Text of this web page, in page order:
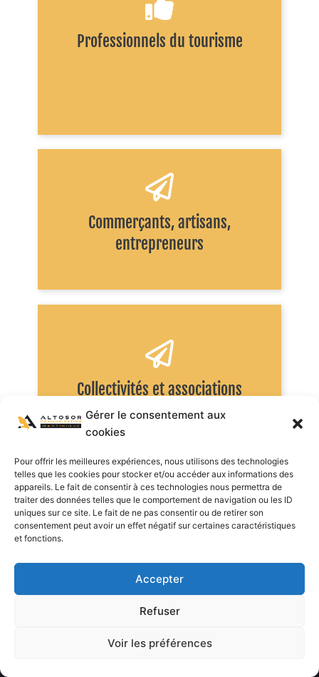
Gérer le consentement aux
cookies
Pour offrir les meilleures expériences, nous utilisons des technologies
telles que les cookies pour stocker et/ou accéder aux informations des
appareils. Le fait de consentir à ces technologies nous permettra de
traiter des données telles que le comportement de navigation ou les ID
uniques sur ce site. Le fait de ne pas consentir ou de retirer son
consentement peut avoir un effet négatif sur certaines caractéristiques
et fonctions.
Accepter
Refuser
Voir les préférences
Professionnels du tourisme
Commerçants, artisans,
entrepreneurs
VOIR LA FORMULE
Collectivités et associations
Restaurants et HORECA
meilleure expérience sur notre site.
OK